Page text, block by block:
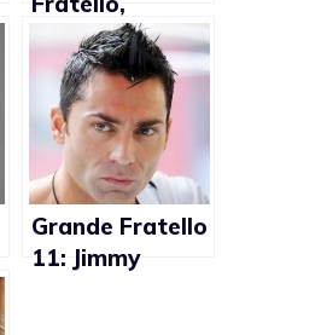
Margherita
Zanatta:
“Andrea non è
gay”
Grande Fratello
11: Jimmy